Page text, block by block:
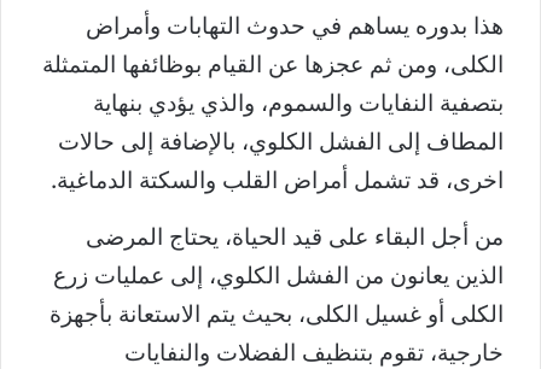
هذا بدوره يساهم في حدوث التهابات وأمراض
الكلى، ومن ثم عجزها عن القيام بوظائفها المتمثلة
بتصفية النفايات والسموم، والذي يؤدي بنهاية
المطاف إلى الفشل الكلوي، بالإضافة إلى حالات
اخرى، قد تشمل أمراض القلب والسكتة الدماغية.
من أجل البقاء على قيد الحياة، يحتاج المرضى
الذين يعانون من الفشل الكلوي، إلى عمليات زرع
الكلى أو غسيل الكلى، بحيث يتم الاستعانة بأجهزة
خارجية، تقوم بتنظيف الفضلات والنفايات